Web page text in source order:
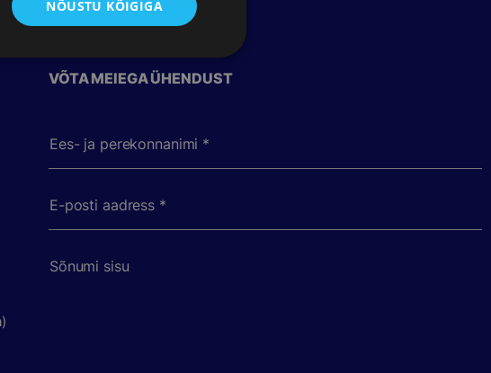
VÕTA MEIEGA ÜHENDUST
Ees- ja perekonnanimi *
E-posti aadress *
Sõnumi sisu
NÕUSTU KÕIGIGA